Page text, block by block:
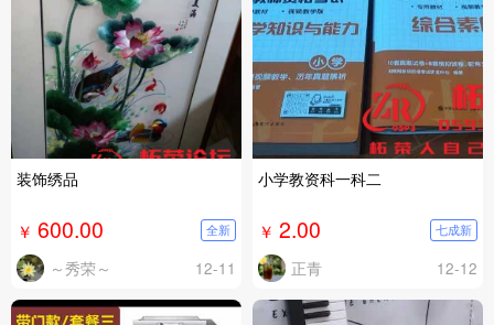
装饰绣品
￥ 600.00 全新
～秀荣～ 12-11
小学教资科一科二
￥ 2.00 七成新
正青 12-12